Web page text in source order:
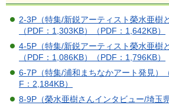
2-3P（特集/新鋭アーティスト榮水亜樹
（PDF：1,303KB）
（PDF：1,642KB）
4-5P（特集/新鋭アーティスト榮水亜樹
（PDF：1,086KB）
（PDF：1,796KB）
6-7P（特集/浦和まちなかアート発見）
F：2,184KB）
8-9P（榮水亜樹さんインタビュー/埼玉